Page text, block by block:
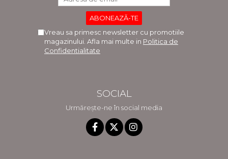
Vreau sa primesc newsletter cu promotiile
magazinului. Afla mai multe in Politica de
Confidentialitate
SOCIAL
Urmărește-ne în social media